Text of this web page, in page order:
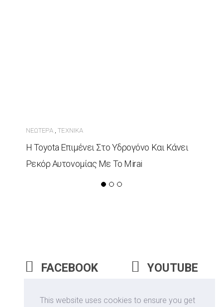
This website uses cookies to ensure you get
ΝΕΏΤΕΡΑ,ΤΕΧΝΙΚΆ
Η Toyota Επιμένει Στο Υδρογόνο Και Κάνει
Ρεκόρ Αυτονομίας Με Το Mirai
FACEBOOK
YOUTUBE
INSTAGRAM